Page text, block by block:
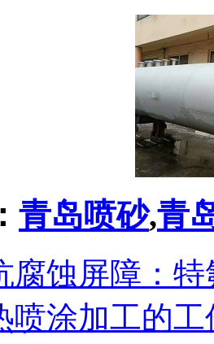
青岛喷砂,青
腐蚀屏障：
喷涂加工的